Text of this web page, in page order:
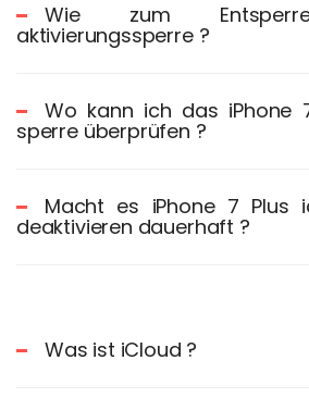
Wie zum
aktivierungssperre ?
Wo kann ich das iPhone
sperre überprüfen ?
Macht es iPhone 7 Plus
deaktivieren dauerhaft ?
Was ist iCloud ?